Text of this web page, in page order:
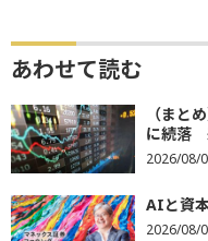
あわせて読む
（まと
に続落
2026/08/
AIと資
2026/08/